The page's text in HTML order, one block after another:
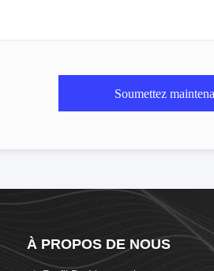
Soumettez
À PROPOS DE NOUS